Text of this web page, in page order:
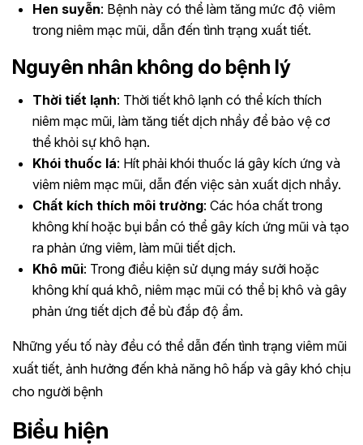
Hen suyễn: Bệnh này có thể làm tăng mức độ viêm
trong niêm mạc mũi, dẫn đến tình trạng xuất tiết.
Nguyên nhân không do bệnh lý
Thời tiết lạnh: Thời tiết khô lạnh có thể kích thích
niêm mạc mũi, làm tăng tiết dịch nhầy để bảo vệ cơ
thể khỏi sự khô hạn.
Khói thuốc lá: Hít phải khói thuốc lá gây kích ứng và
viêm niêm mạc mũi, dẫn đến việc sản xuất dịch nhầy.
Chất kích thích môi trường: Các hóa chất trong
không khí hoặc bụi bẩn có thể gây kích ứng mũi và tạo
ra phản ứng viêm, làm mũi tiết dịch.
Khô mũi: Trong điều kiện sử dụng máy sưởi hoặc
không khí quá khô, niêm mạc mũi có thể bị khô và gây
phản ứng tiết dịch để bù đắp độ ẩm.
Những yếu tố này đều có thể dẫn đến tình trạng viêm mũi
xuất tiết, ảnh hưởng đến khả năng hô hấp và gây khó chịu
cho người bệnh
Biểu hiện